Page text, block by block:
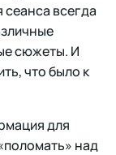
всегда
сюжеты. И
что было к
для
над